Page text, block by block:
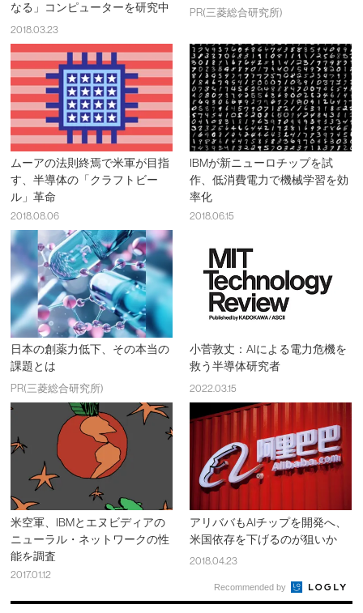
なる」コンピューターを研究中
2018.03.23
PR(三菱総合研究所)
ムーアの法則終焉で米軍が目指
す、半導体の「クラフトビー
ル」革命
2018.08.06
IBMが新ニューロチップを試
作、低消費電力で機械学習を効
率化
2018.06.15
日本の創薬力低下、その本当の
課題とは
PR(三菱総合研究所)
小菅敦丈：AIによる電力危機を
救う半導体研究者
2022.03.15
米空軍、IBMとエヌビディアの
ニューラル・ネットワークの性
能を調査
2017.01.12
アリババもAIチップを開発へ、
米国依存を下げるのが狙いか
2018.04.23
Recommended by